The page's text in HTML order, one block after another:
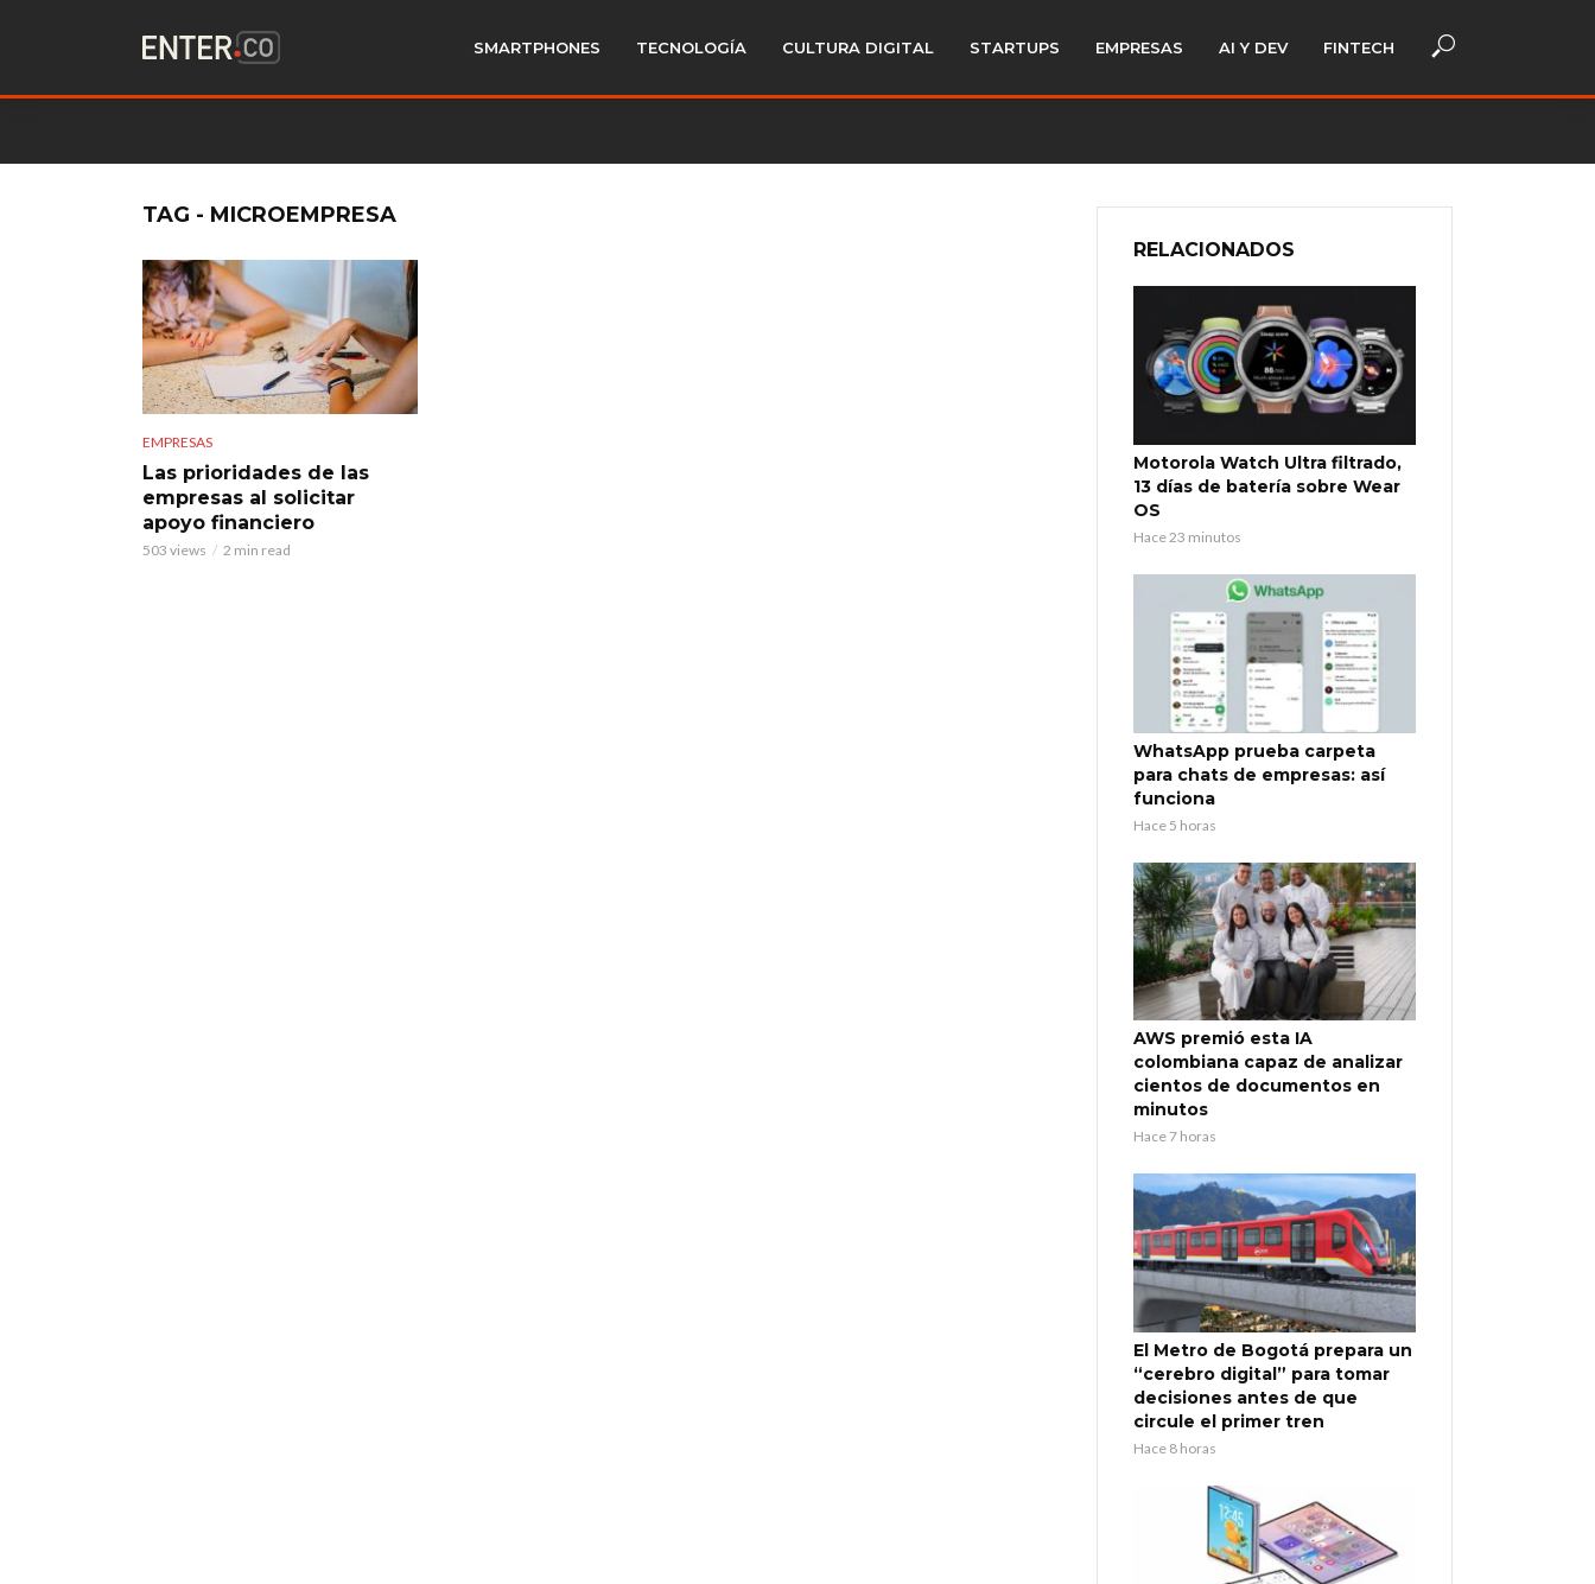
SMARTPHONES TECNOLOGÍA CULTURA DIGITAL STARTUPS EMPRESAS AI Y DEV FINTECH
TAG - MICROEMPRESA
EMPRESAS
Las prioridades de las
empresas al solicitar
apoyo financiero
503 views 2 min read
RELACIONADOS
Motorola Watch Ultra filtrado,
13 días de batería sobre Wear
OS
Hace 23 minutos
WhatsApp prueba carpeta
para chats de empresas: así
funciona
Hace 5 horas
AWS premió esta IA
colombiana capaz de analizar
cientos de documentos en
minutos
Hace 7 horas
El Metro de Bogotá prepara un
“cerebro digital” para tomar
decisiones antes de que
circule el primer tren
Hace 8 horas